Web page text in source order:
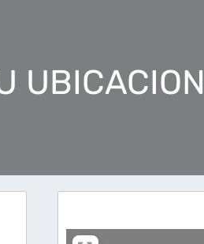
UBICACION